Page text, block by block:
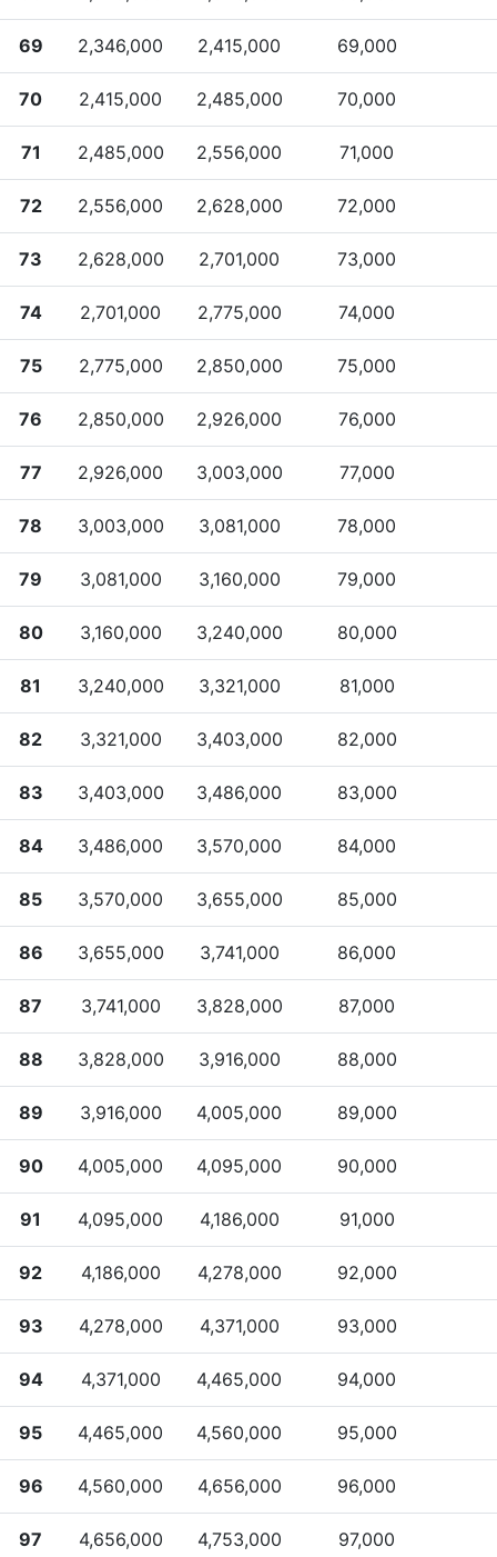
69 2,346,000 2,415,000 69,000
70 2,415,000 2,485,000 70,000
71 2,485,000 2,556,000 71,000
72 2,556,000 2,628,000 72,000
73 2,628,000 2,701,000 73,000
74 2,701,000 2,775,000 74,000
75 2,775,000 2,850,000 75,000
76 2,850,000 2,926,000 76,000
77 2,926,000 3,003,000 77,000
78 3,003,000 3,081,000 78,000
79 3,081,000 3,160,000 79,000
80 3,160,000 3,240,000 80,000
81 3,240,000 3,321,000 81,000
82 3,321,000 3,403,000 82,000
83 3,403,000 3,486,000 83,000
84 3,486,000 3,570,000 84,000
85 3,570,000 3,655,000 85,000
86 3,655,000 3,741,000 86,000
87 3,741,000 3,828,000 87,000
88 3,828,000 3,916,000 88,000
89 3,916,000 4,005,000 89,000
90 4,005,000 4,095,000 90,000
91 4,095,000 4,186,000 91,000
92 4,186,000 4,278,000 92,000
93 4,278,000 4,371,000 93,000
94 4,371,000 4,465,000 94,000
95 4,465,000 4,560,000 95,000
96 4,560,000 4,656,000 96,000
97 4,656,000 4,753,000 97,000